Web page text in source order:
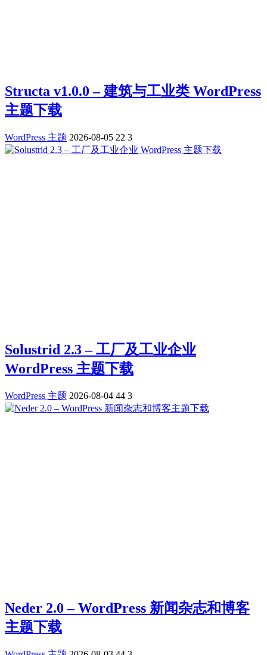
Structa v1.0.0 – 建筑与工业类 WordPress
主题下载
WordPress 主题 2026-08-05 22 3
Solustrid 2.3 – 工厂及工业企业
WordPress 主题下载
WordPress 主题 2026-08-04 44 3
Neder 2.0 – WordPress 新闻杂志和博客
主题下载